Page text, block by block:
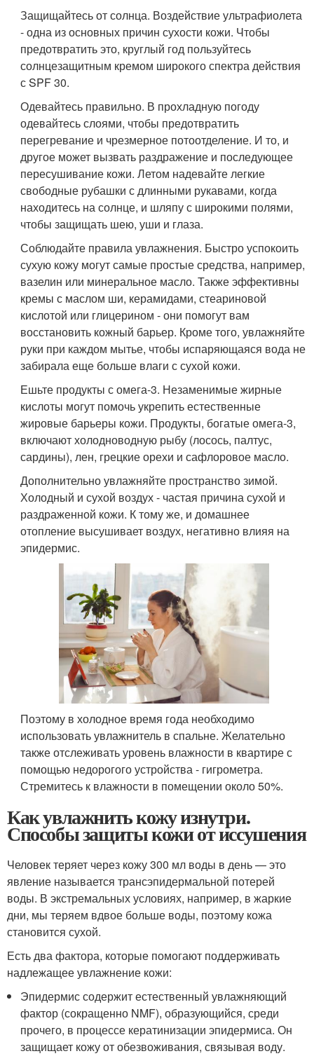
Защищайтесь от солнца. Воздействие ультрафиолета
- одна из основных причин сухости кожи. Чтобы
предотвратить это, круглый год пользуйтесь
солнцезащитным кремом широкого спектра действия
с SPF 30.
Одевайтесь правильно. В прохладную погоду
одевайтесь слоями, чтобы предотвратить
перегревание и чрезмерное потоотделение. И то, и
другое может вызвать раздражение и последующее
пересушивание кожи. Летом надевайте легкие
свободные рубашки с длинными рукавами, когда
находитесь на солнце, и шляпу с широкими полями,
чтобы защищать шею, уши и глаза.
Соблюдайте правила увлажнения. Быстро успокоить
сухую кожу могут самые простые средства, например,
вазелин или минеральное масло. Также эффективны
кремы с маслом ши, керамидами, стеариновой
кислотой или глицерином - они помогут вам
восстановить кожный барьер. Кроме того, увлажняйте
руки при каждом мытье, чтобы испаряющаяся вода не
забирала еще больше влаги с сухой кожи.
Ешьте продукты с омега-3. Незаменимые жирные
кислоты могут помочь укрепить естественные
жировые барьеры кожи. Продукты, богатые омега-3,
включают холодноводную рыбу (лосось, палтус,
сардины), лен, грецкие орехи и сафлоровое масло.
Дополнительно увлажняйте пространство зимой.
Холодный и сухой воздух - частая причина сухой и
раздраженной кожи. К тому же, и домашнее
отопление высушивает воздух, негативно влияя на
эпидермис.
Поэтому в холодное время года необходимо
использовать увлажнитель в спальне. Желательно
также отслеживать уровень влажности в квартире с
помощью недорогого устройства - гигрометра.
Стремитесь к влажности в помещении около 50%.
Как увлажнить кожу изнутри.
Способы защиты кожи от иссушения
Человек теряет через кожу 300 мл воды в день — это
явление называется трансэпидермальной потерей
воды. В экстремальных условиях, например, в жаркие
дни, мы теряем вдвое больше воды, поэтому кожа
становится сухой.
Есть два фактора, которые помогают поддерживать
надлежащее увлажнение кожи:
Эпидермис содержит естественный увлажняющий
фактор (сокращенно NMF), образующийся, среди
прочего, в процессе кератинизации эпидермиса. Он
защищает кожу от обезвоживания, связывая воду.